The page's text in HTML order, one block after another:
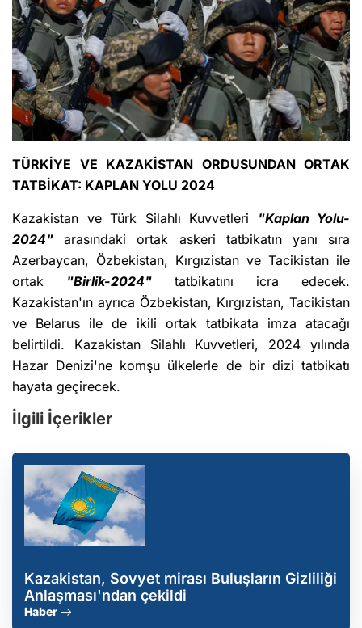
TÜRKİYE VE KAZAKİSTAN ORDUSUNDAN ORTAK
TATBİKAT: KAPLAN YOLU 2024
Kazakistan ve Türk Silahlı Kuvvetleri
"Kaplan Yolu-
2024" arasındaki ortak askeri tatbikatın yanı sıra
Azerbaycan, Özbekistan, Kırgızistan ve Tacikistan ile
ortak "Birlik-2024" tatbikatını icra edecek.
Kazakistan'ın ayrıca Özbekistan, Kırgızistan, Tacikistan
ve Belarus ile de ikili ortak tatbikata imza atacağı
belirtildi. Kazakistan Silahlı Kuvvetleri, 2024 yılında
Hazar Denizi'ne komşu ülkelerle de bir dizi tatbikatı
hayata geçirecek.
İlgili İçerikler
Kazakistan, Sovyet mirası Buluşların Gizliliği
Anlaşması'ndan çekildi
Haber